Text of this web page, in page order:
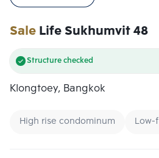
SaleLife Sukhumvit 48
Structure checked
Klongtoey, Bangkok
High rise condominum